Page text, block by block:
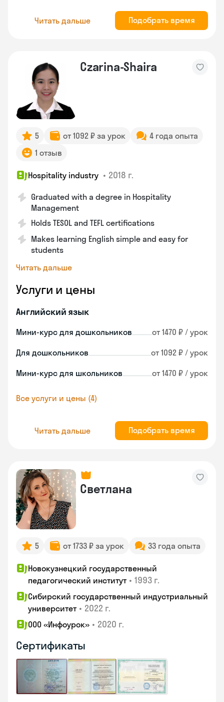
Читать дальше Подобрать время
Czarina-Shaira
5 от 1092 ₽ за урок
4 года опыта
1 отзыв
Hospitality industry • 2018 г.
Graduated with a degree in Hospitality
Management
Holds TESOL and TEFL certifications
Makes learning English simple and easy for
students
Читать дальше
Услуги и цены
Английский язык
Мини-курс для дошкольников от 1470 ₽ / урок
Для дошкольников от 1092 ₽ / урок
Мини-курс для школьников от 1470 ₽ / урок
Все услуги и цены (4)
Читать дальше Подобрать время
Светлана
5 от 1733 ₽ за урок 33 года опыта
Новокузнецкий государственный
педагогический институт • 1993 г.
Сибирский государственный индустриальный
университет • 2022 г.
ООО «Инфоурок» • 2020 г.
Сертификаты